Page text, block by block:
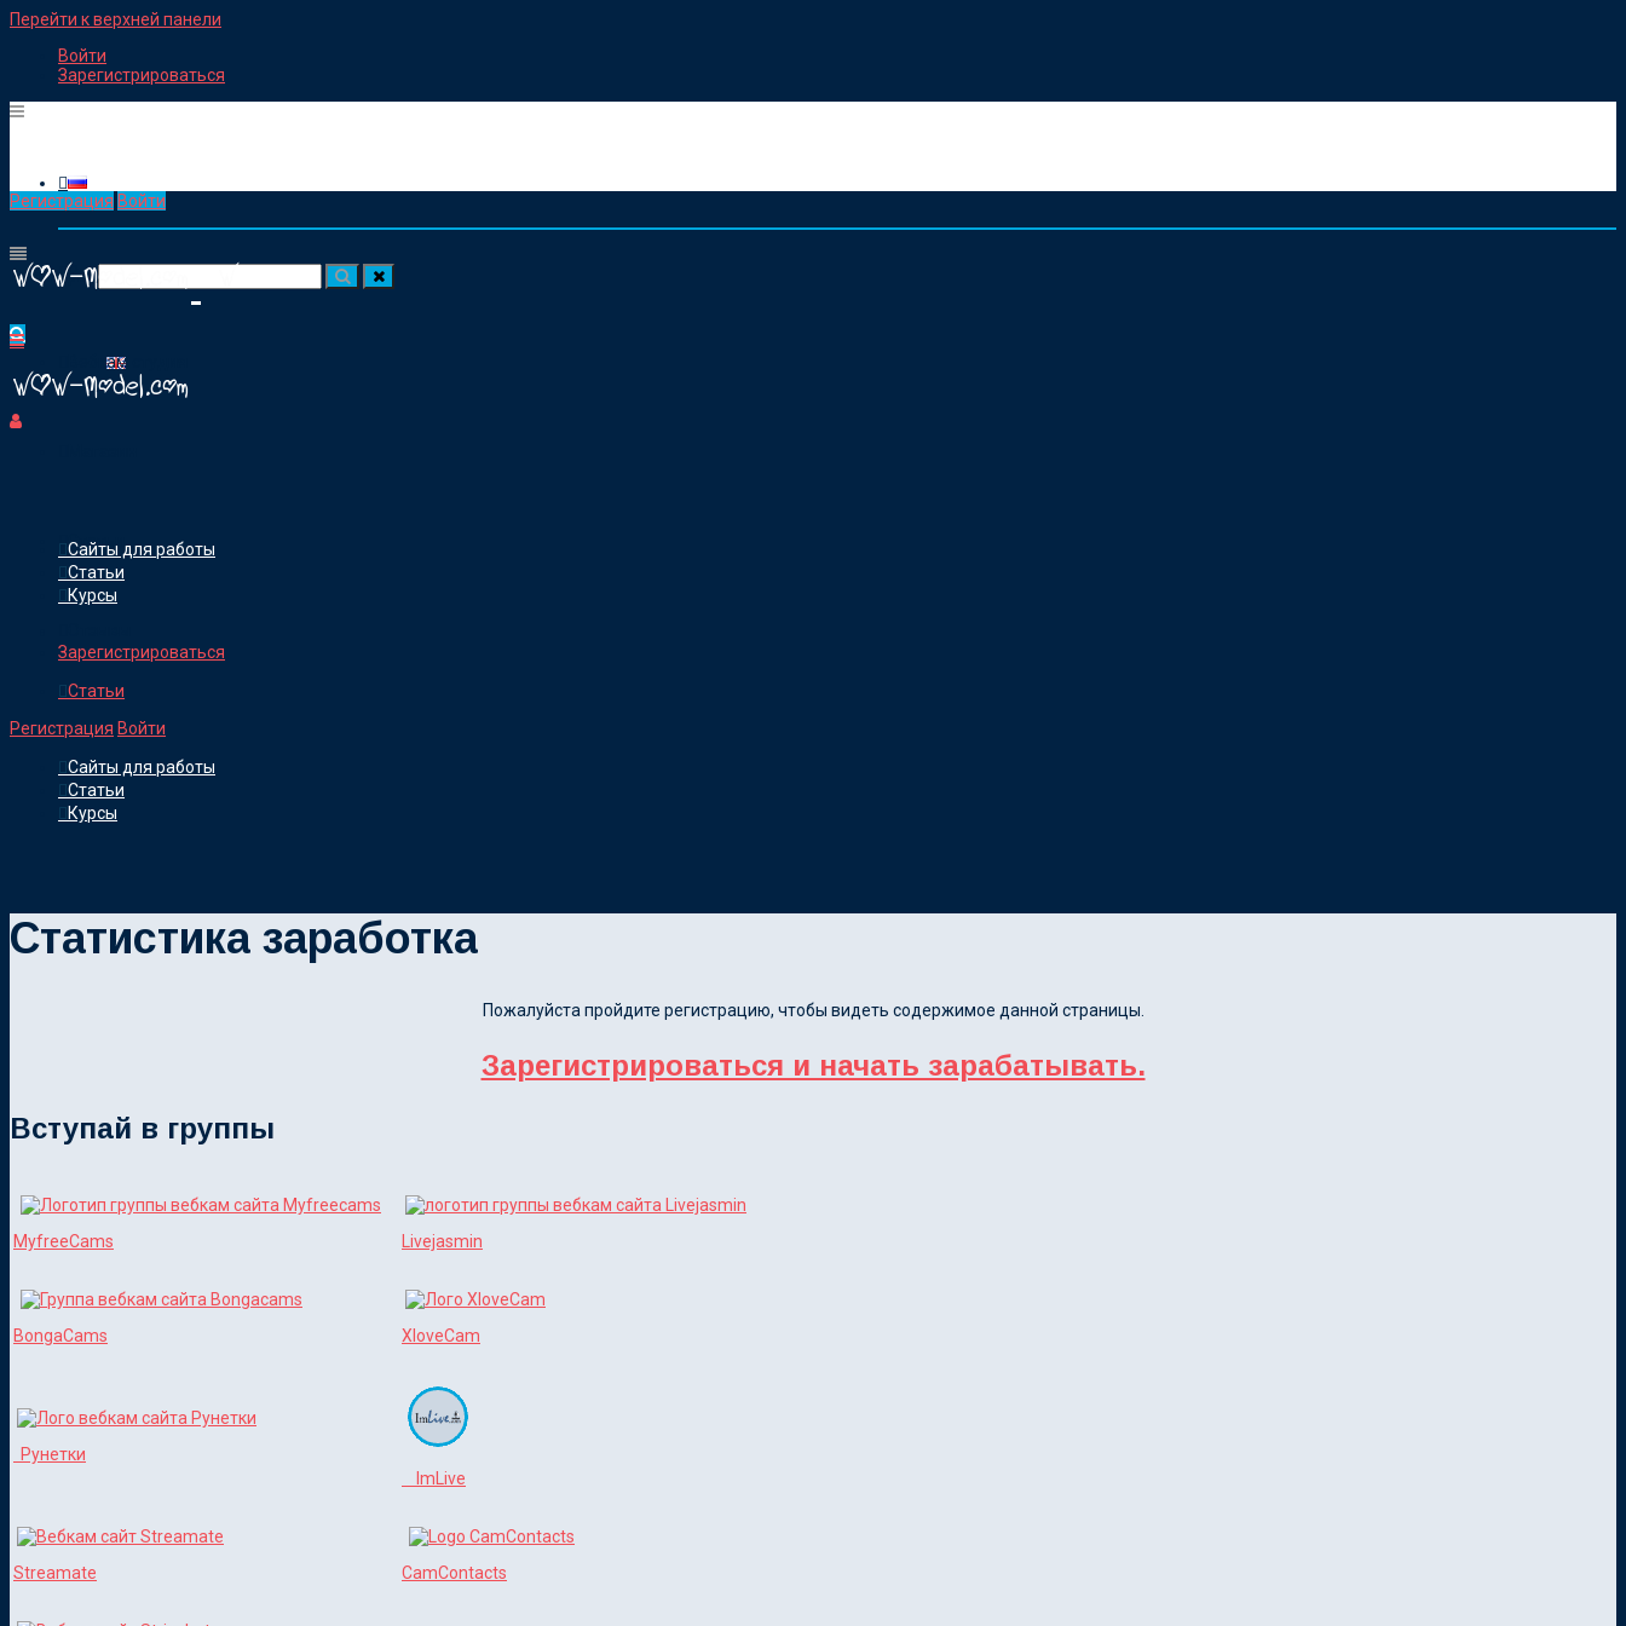
Перейти к верхней панели
Войти
Зарегистрироваться
Работа веб моделью
Вебкам студия
Статьи
Посик для:
Регистрация Войти
Сайты для работы
Статьи
Курсы
Зарегистрироваться
Статьи
Регистрация Войти
Сайты для работы
Статьи
Курсы
Статистика заработка
Пожалуйста пройдите регистрацию, чтобы видеть содержимое данной страницы.
Зарегистрироваться и начать зарабатывать.
Вступай в группы
MyfreeCams Livejasmin
BongaCams XloveCam
Рунетки
ImLive
Streamate CamContacts